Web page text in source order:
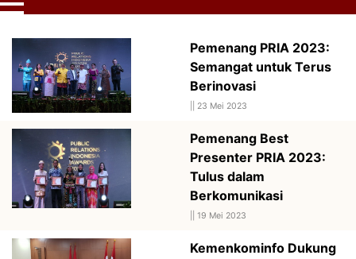
Pemenang PRIA 2023:
Semangat untuk Terus
Berinovasi
23 Mei 2023
Pemenang Best
Presenter PRIA 2023:
Tulus dalam
Berkomunikasi
19 Mei 2023
Kemenkominfo Dukung